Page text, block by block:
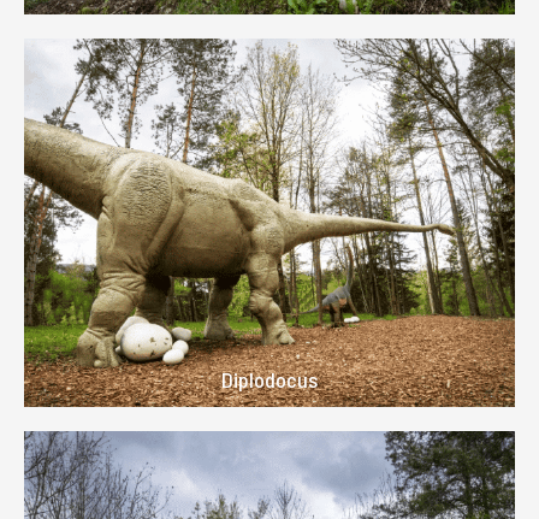
Diplodocus